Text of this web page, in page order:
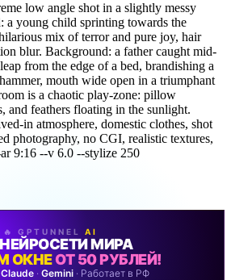
low angle shot in a slightly messy
a young child sprinting towards the
mix of terror and pure joy, hair
blur. Background: a father caught mid-
from the edge of a bed, brandishing a
mouth wide open in a triumphant
is a chaotic play-zone: pillow
and feathers floating in the sunlight.
in atmosphere, domestic clothes, shot
photography, no CGI, realistic textures,
9:16 --v 6.0 --stylize 250
🔥 GPTUNNEL AI
МИРА
ОКНЕОТ 50 РУБЛЕЙ!
Claude · Gemini · Работает в РФ